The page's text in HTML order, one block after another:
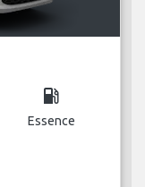
local_gas_station
Essence